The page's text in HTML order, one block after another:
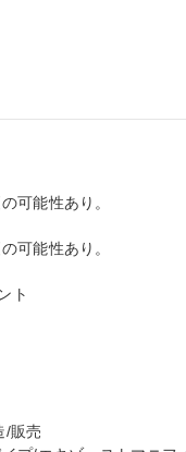
可能性あり。
可能性あり。
ト
/販売